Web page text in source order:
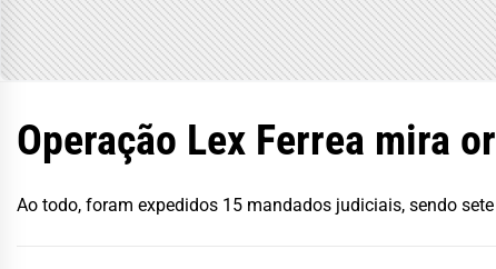
Operação Lex Ferrea mira
Ao todo, foram expedidos 15 mandados judiciais, sendo